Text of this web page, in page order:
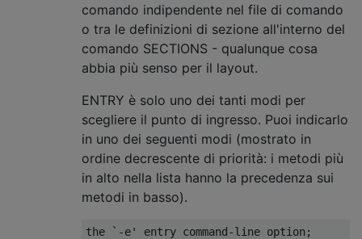
comando indipendente nel file di comando
o tra le definizioni di sezione all'interno del
comando SECTIONS - qualunque cosa
abbia più senso per il layout.
ENTRY è solo uno dei tanti modi per
scegliere il punto di ingresso. Puoi indicarlo
in uno dei seguenti modi (mostrato in
ordine decrescente di priorità: i metodi più
in alto nella lista hanno la precedenza sui
metodi in basso).
the `-e' entry command-line option;